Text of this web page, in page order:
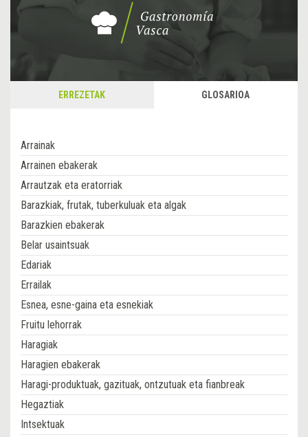
ERREZETAK GLOSARIOA
Arrainak
Arrainen ebakerak
Arrautzak eta eratorriak
Barazkiak, frutak, tuberkuluak eta algak
Barazkien ebakerak
Belar usaintsuak
Edariak
Errailak
Esnea, esne-gaina eta esnekiak
Fruitu lehorrak
Haragiak
Haragien ebakerak
Haragi-produktuak, gazituak, ontzutuak eta fianbreak
Hegaztiak
Intsektuak